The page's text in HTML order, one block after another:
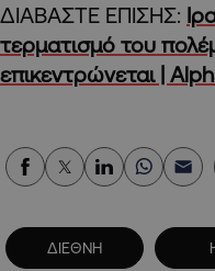
ΔΙΑΒΑΣΤΕ ΕΠΙΣΗΣ:
τερματισμό του
επικεντρώνεται |
ΔΙΕΘΝΗ